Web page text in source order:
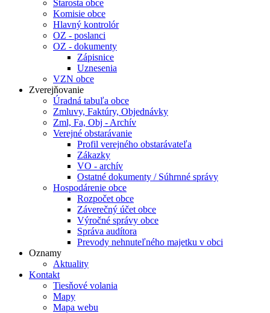
Starosta obce
Komisie obce
Hlavný kontrolór
OZ - poslanci
OZ - dokumenty
Zápisnice
Uznesenia
VZN obce
Zverejňovanie
Úradná tabuľa obce
Zmluvy, Faktúry, Objednávky
Zml, Fa, Obj - Archív
Verejné obstarávanie
Profil verejného obstarávateľa
Zákazky
VO - archív
Ostatné dokumenty / Súhrnné správy
Hospodárenie obce
Rozpočet obce
Záverečný účet obce
Výročné správy obce
Správa audítora
Prevody nehnuteľného majetku v obci
Oznamy
Aktuality
Kontakt
Tiesňové volania
Mapy
Mapa webu